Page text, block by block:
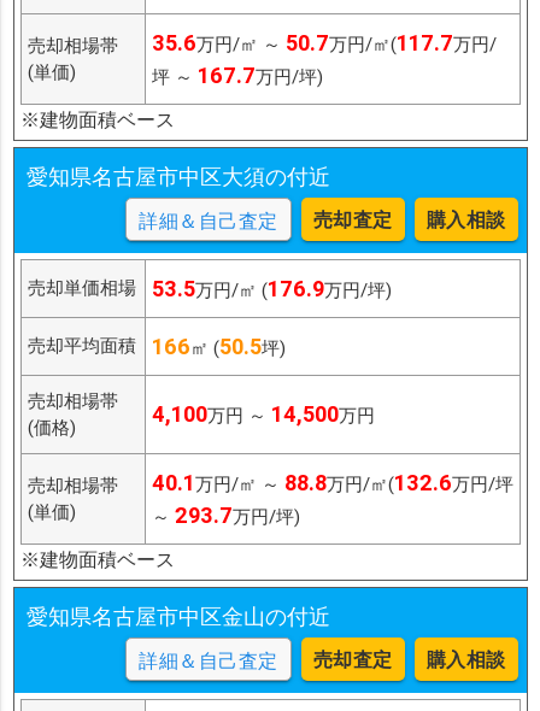
売却相場帯
(単価)
35.6万円/㎡ ～ 50.7万円/㎡(117.7万円/
坪 ～ 167.7万円/坪)
※建物面積ベース
愛知県名古屋市中区大須の付近
詳細＆自己査定 売却査定 購入相談
売却単価相場 53.5万円/㎡ (176.9万円/坪)
売却平均面積 166㎡ (50.5坪)
売却相場帯
(価格)
4,100万円 ～ 14,500万円
売却相場帯
(単価)
40.1万円/㎡ ～ 88.8万円/㎡(132.6万円/坪
～ 293.7万円/坪)
※建物面積ベース
愛知県名古屋市中区金山の付近
詳細＆自己査定 売却査定 購入相談